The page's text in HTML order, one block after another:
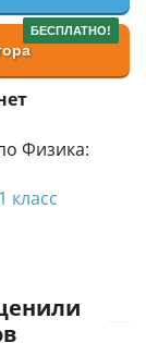
Физика:
класс
БЕСПЛАТНО!